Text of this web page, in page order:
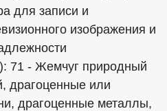
для записи и
изображения и
71 - Жемчуг природный
драгоценные или
драгоценные металлы,